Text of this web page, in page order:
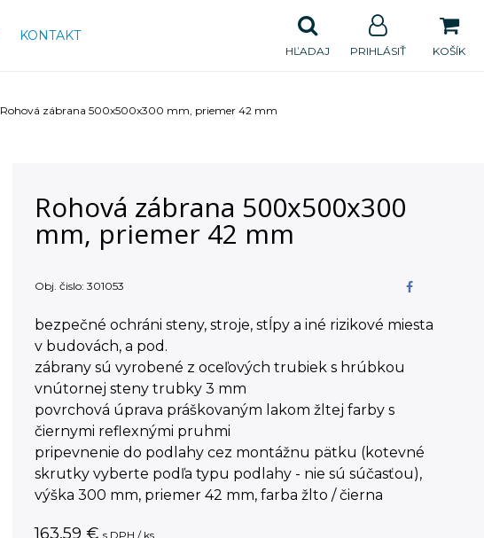
KONTAKT
KOŠÍK
PRIHLÁSIŤ
HĽADAJ
Rohová zábrana 500x500x300 mm, priemer 42 mm
Rohová zábrana 500x500x300
mm, priemer 42 mm
Obj. čislo: 301053
bezpečné ochráni steny, stroje, stĺpy a iné rizikové miesta
v budovách, a pod.
zábrany sú vyrobené z oceľových trubiek s hrúbkou
vnútornej steny trubky 3 mm
povrchová úprava práškovaným lakom žltej farby s
čiernymi reflexnými pruhmi
pripevnenie do podlahy cez montážnu pätku (kotevné
skrutky vyberte podľa typu podlahy - nie sú súčasťou),
výška 300 mm, priemer 42 mm, farba žlto / čierna
163,59 € s DPH / ks